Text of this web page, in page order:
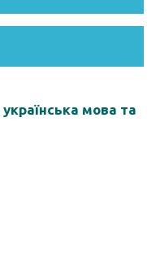
українська мова та